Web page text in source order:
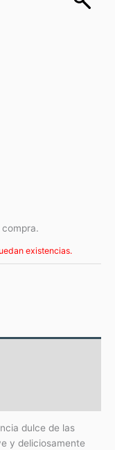
existencias.
dulce de las
y deliciosamente